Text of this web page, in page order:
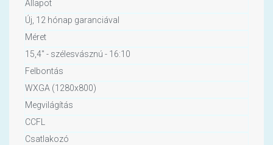
Állapot
Új, 12 hónap garanciával
Méret
15,4" - szélesvásznú - 16:10
Felbontás
WXGA (1280x800)
Megvilágítás
CCFL
Csatlakozó